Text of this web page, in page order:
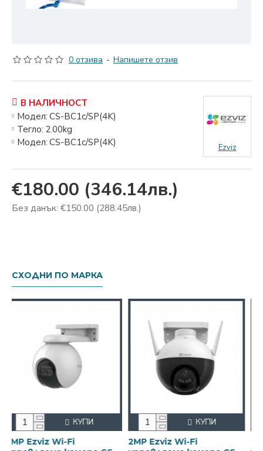
0 отзива - Напишете отзив
€180.00 (346.14лв.)
Без данък: €150.00 (288.45лв.)
В НАЛИЧНОСТ
Модел: CS-BC1c/SP(4K)
Тегло: 2.00kg
Модел: CS-BC1c/SP(4K) Ezviz
СХОДНИ ПО МАРКА
Wi-Fi
КУПИ
2MP Ezviz Wi-Fi
КУПИ
2MP